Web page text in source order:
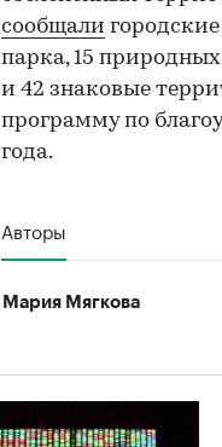
сообщали
парка, 15
и 42 знаковые
программу по
года.
Авторы
Мария Мягкова